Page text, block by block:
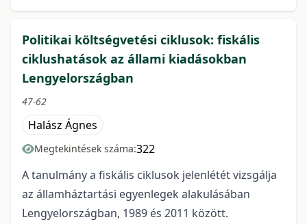
Politikai költségvetési ciklusok: fiskális
ciklushatások az állami kiadásokban
Lengyelországban
47-62
Halász Ágnes
Megtekintések száma:322
A tanulmány a fiskális ciklusok jelenlétét vizsgálja
az államháztartási egyenlegek alakulásában
Lengyelországban, 1989 és 2011 között.